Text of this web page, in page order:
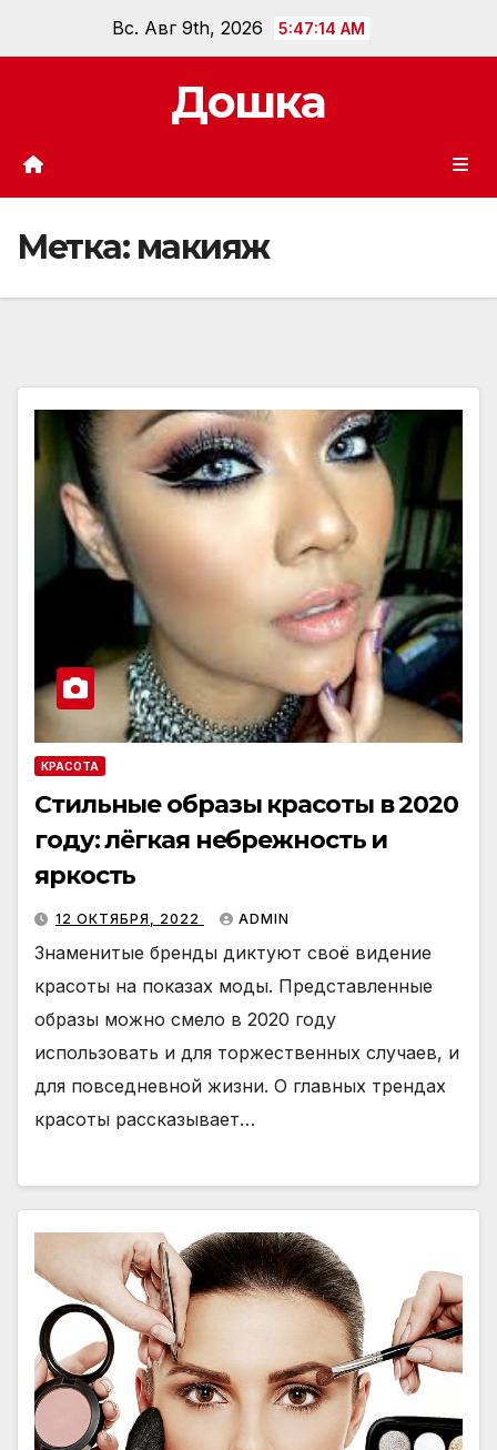
Вс. Авг 9th, 2026 5:47:15 AM
Дошка
Метка: макияж
КРАСОТА
Стильные образы красоты в 2020
году: лёгкая небрежность и
яркость
12 ОКТЯБРЯ, 2022 ADMIN
Знаменитые бренды диктуют своё видение
красоты на показах моды. Представленные
образы можно смело в 2020 году
использовать и для торжественных случаев, и
для повседневной жизни. О главных трендах
красоты рассказывает…